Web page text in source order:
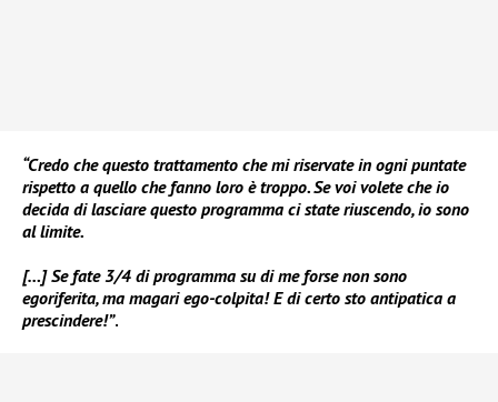
“Credo che questo trattamento che mi riservate in ogni puntate
rispetto a quello che fanno loro è troppo. Se voi volete che io
decida di lasciare questo programma ci state riuscendo, io sono
al limite.
[…] Se fate 3/4 di programma su di me forse non sono
egoriferita, ma magari ego-colpita! E di certo sto antipatica a
prescindere!”.